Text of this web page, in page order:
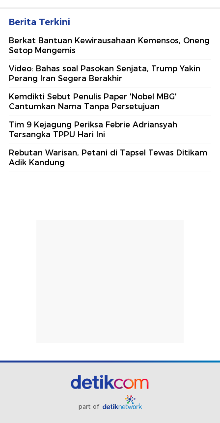
Berita Terkini
Berkat Bantuan Kewirausahaan Kemensos, Oneng
Setop Mengemis
Video: Bahas soal Pasokan Senjata, Trump Yakin
Perang Iran Segera Berakhir
Kemdikti Sebut Penulis Paper 'Nobel MBG'
Cantumkan Nama Tanpa Persetujuan
Tim 9 Kejagung Periksa Febrie Adriansyah
Tersangka TPPU Hari Ini
Rebutan Warisan, Petani di Tapsel Tewas Ditikam
Adik Kandung
part of